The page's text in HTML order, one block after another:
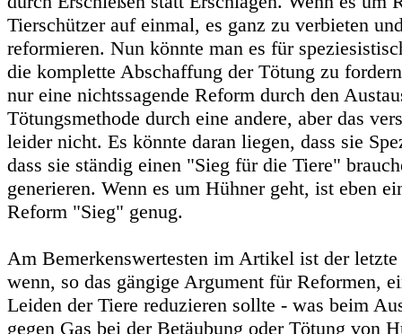
Tierschützer auf einmal, es ganz zu verbieten
reformieren. Nun könnte man es für
die komplette Abschaffung der Tötung zu
nur eine nichtssagende Reform durch den
Tötungsmethode durch eine andere, aber das
leider nicht. Es könnte daran liegen, dass sie
dass sie ständig einen "Sieg für die Tiere"
generieren. Wenn es um Hühner geht, ist eben
Reform "Sieg" genug.
Am Bemerkenswertesten im Artikel ist der
wenn, so das gängige Argument für Reformen,
Leiden der Tiere reduzieren sollte - was beim
gegen Gas bei der Betäubung oder Tötung von